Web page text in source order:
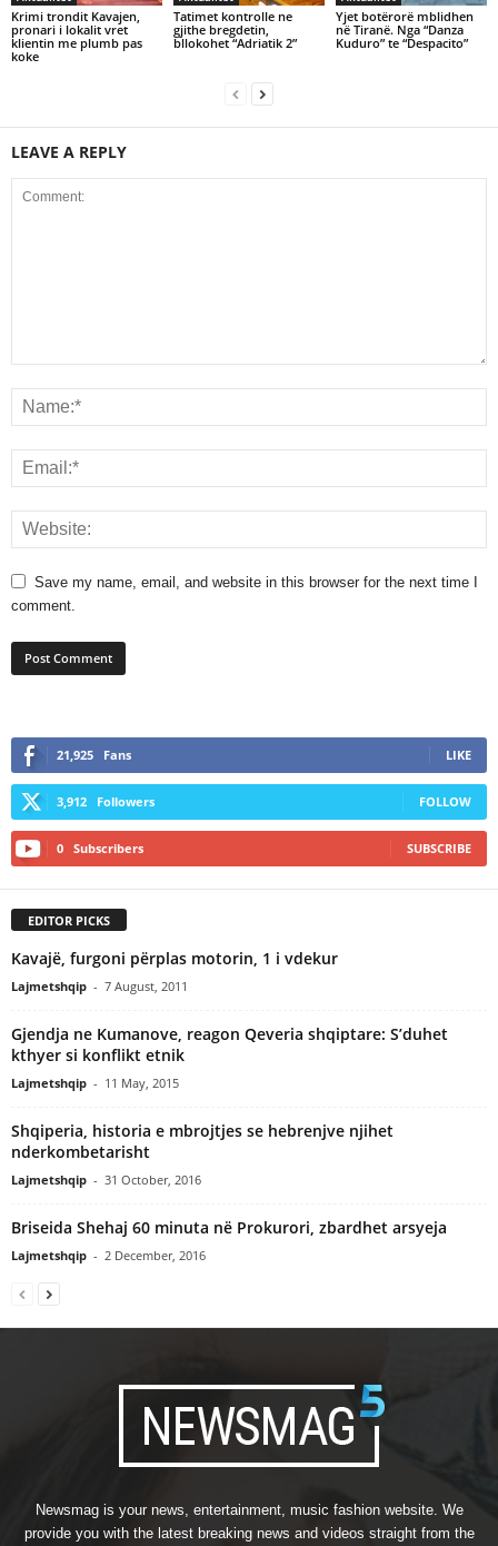
Krimi trondit Kavajen,
pronari i lokalit vret
klientin me plumb pas
koke
Tatimet kontrolle ne
gjithe bregdetin,
bllokohet “Adriatik 2”
Yjet botërorë mblidhen
në Tiranë. Nga “Danza
Kuduro” te “Despacito”
LEAVE A REPLY
Save my name, email, and website in this browser for the next time I
comment.
21,925 Fans LIKE
3,912 Followers FOLLOW
0 Subscribers SUBSCRIBE
EDITOR PICKS
Kavajë, furgoni përplas motorin, 1 i vdekur
Lajmetshqip - 7 August, 2011
Gjendja ne Kumanove, reagon Qeveria shqiptare: S’duhet
kthyer si konflikt etnik
Lajmetshqip - 11 May, 2015
Shqiperia, historia e mbrojtjes se hebrenjve njihet
nderkombetarisht
Lajmetshqip - 31 October, 2016
Briseida Shehaj 60 minuta në Prokurori, zbardhet arsyeja
Lajmetshqip - 2 December, 2016
Newsmag is your news, entertainment, music fashion website. We
provide you with the latest breaking news and videos straight from the